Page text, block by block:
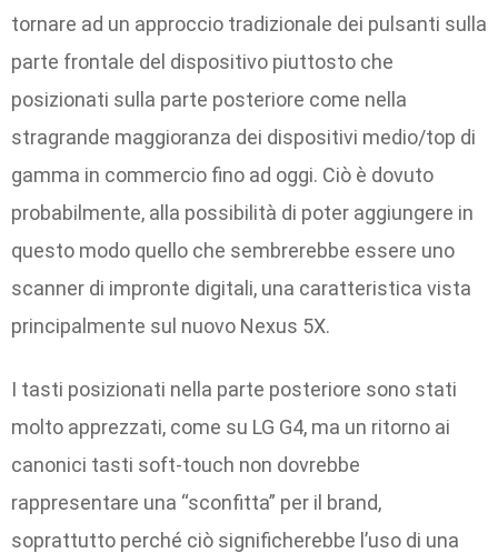
tornare ad un approccio tradizionale dei pulsanti sulla
parte frontale del dispositivo piuttosto che
posizionati sulla parte posteriore come nella
stragrande maggioranza dei dispositivi medio/top di
gamma in commercio fino ad oggi. Ciò è dovuto
probabilmente, alla possibilità di poter aggiungere in
questo modo quello che sembrerebbe essere uno
scanner di impronte digitali, una caratteristica vista
principalmente sul nuovo Nexus 5X.
I tasti posizionati nella parte posteriore sono stati
molto apprezzati, come su LG G4, ma un ritorno ai
canonici tasti soft-touch non dovrebbe
rappresentare una “sconfitta” per il brand,
soprattutto perché ciò significherebbe l’uso di una